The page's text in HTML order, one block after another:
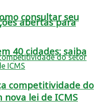
abertas para
40 cidades; saiba
consultar seu
competitividade do
lei de ICMS